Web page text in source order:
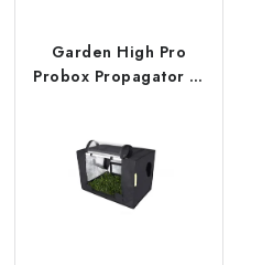
Garden High Pro
Probox Propagator S,